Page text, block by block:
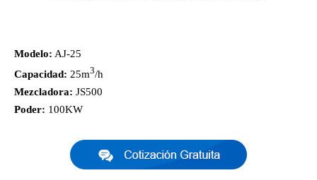
Modelo: AJ-25
Capacidad: 25m3/h
Mezcladora: JS500
Poder: 100KW